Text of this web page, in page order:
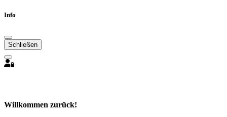
Info
Schließen
Willkommen zurück!